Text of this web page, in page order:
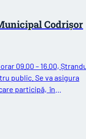
Codrișor
09.00 – 16.00,
public. Se va asigura
participă, în